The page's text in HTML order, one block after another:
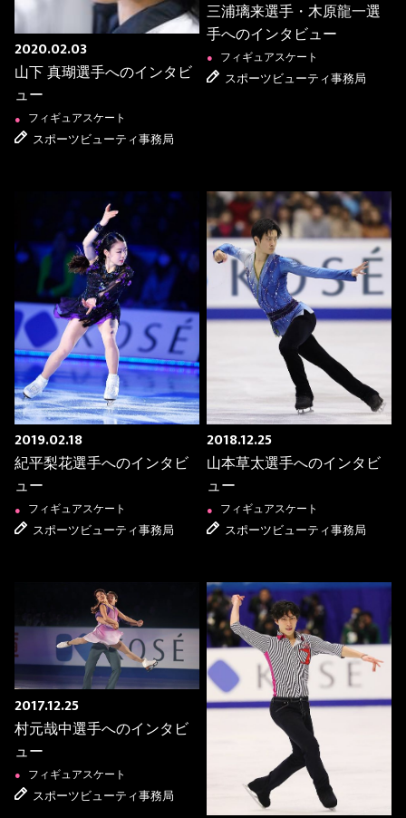
2020.02.03
山下 真瑚選手へのインタビ
ュー
● フィギュアスケート
スポーツビューティ事務局
三浦璃来選手・木原龍一選
手へのインタビュー
● フィギュアスケート
スポーツビューティ事務局
2019.02.18
紀平梨花選手へのインタビ
ュー
● フィギュアスケート
スポーツビューティ事務局
2018.12.25
山本草太選手へのインタビ
ュー
● フィギュアスケート
スポーツビューティ事務局
2017.12.25
村元哉中選手へのインタビ
ュー
● フィギュアスケート
スポーツビューティ事務局